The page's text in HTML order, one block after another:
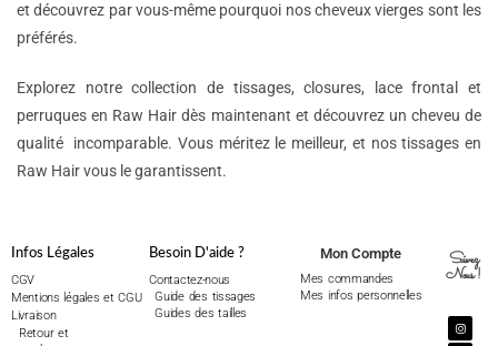
et découvrez par vous-même pourquoi nos cheveux vierges sont les
préférés.
Explorez notre collection de tissages, closures, lace frontal et
perruques en Raw Hair dès maintenant et découvrez un cheveu de
qualité incomparable. Vous méritez le meilleur, et nos tissages en
Raw Hair vous le garantissent.
Infos Légales
CGV
Mentions légales et CGU
Livraison
Retour et
Besoin D'aide ?
Contactez-nous
Guide des tissages
Guides des tailles
Mon Compte
Mes commandes
Mes infos personnelles
Suivez
Nous !